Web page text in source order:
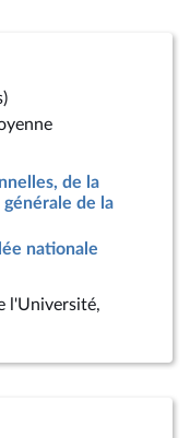
de la
de la
nationale
l'Université,